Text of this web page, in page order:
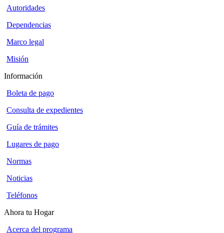
Autoridades
Dependencias
Marco legal
Misión
Información
Boleta de pago
Consulta de expedientes
Guía de trámites
Lugares de pago
Normas
Noticias
Teléfonos
Ahora tu Hogar
Acerca del programa